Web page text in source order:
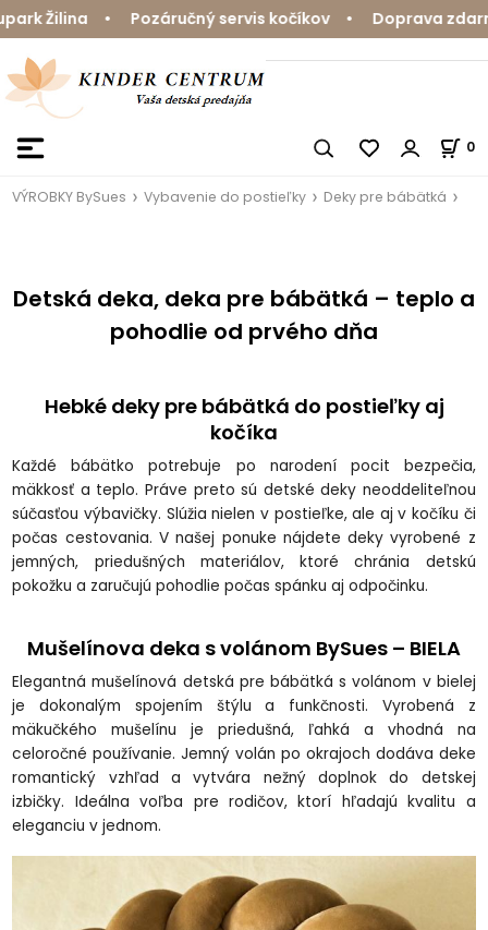
Žilina • Pozáručný servis kočíkov • Doprava
0
VÝROBKY BySues Vybavenie do postieľky Deky pre bábätká
Detská deka, deka pre bábätká – teplo a
pohodlie od prvého dňa
Hebké deky pre bábätká do postieľky aj
kočíka
Každé bábätko potrebuje po narodení pocit bezpečia,
mäkkosť a teplo. Práve preto sú detské deky neoddeliteľnou
súčasťou výbavičky. Slúžia nielen v postieľke, ale aj v kočíku či
počas cestovania. V našej ponuke nájdete deky vyrobené z
jemných, priedušných materiálov, ktoré chránia detskú
pokožku a zaručujú pohodlie počas spánku aj odpočinku.
Mušelínova deka s volánom BySues – BIELA
Elegantná mušelínová detská pre bábätká s volánom v bielej
je dokonalým spojením štýlu a funkčnosti. Vyrobená z
mäkučkého mušelínu je priedušná, ľahká a vhodná na
celoročné používanie. Jemný volán po okrajoch dodáva deke
romantický vzhľad a vytvára nežný doplnok do detskej
izbičky. Ideálna voľba pre rodičov, ktorí hľadajú kvalitu a
eleganciu v jednom.